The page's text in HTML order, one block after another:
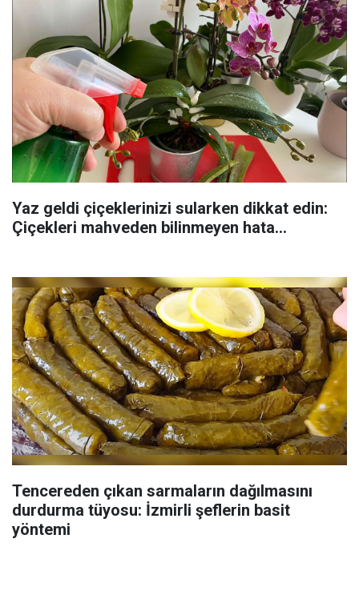
Yaz geldi çiçeklerinizi sularken dikkat edin:
Çiçekleri mahveden bilinmeyen hata...
Tencereden çıkan sarmaların dağılmasını
durdurma tüyosu: İzmirli şeflerin basit
yöntemi